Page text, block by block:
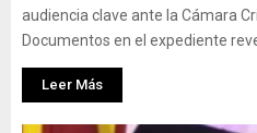
audiencia clave ante la Cámara
Documentos en el expediente
Leer Más